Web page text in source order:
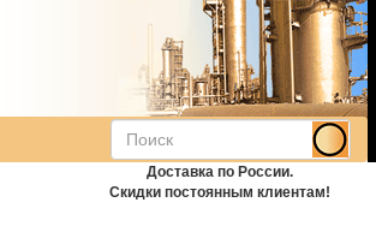
Доставка по России.
Скидки постоянным клиентам!